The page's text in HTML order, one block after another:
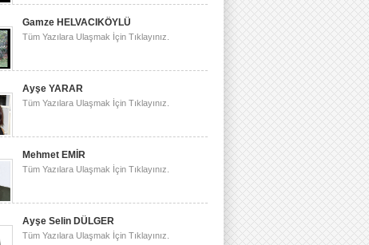
Gamze HELVACIKÖYLÜ
Tüm Yazılara Ulaşmak İçin Tıklayınız.
Ayşe YARAR
Tüm Yazılara Ulaşmak İçin Tıklayınız.
Mehmet EMİR
Tüm Yazılara Ulaşmak İçin Tıklayınız.
Ayşe Selin DÜLGER
Tüm Yazılara Ulaşmak İçin Tıklayınız.